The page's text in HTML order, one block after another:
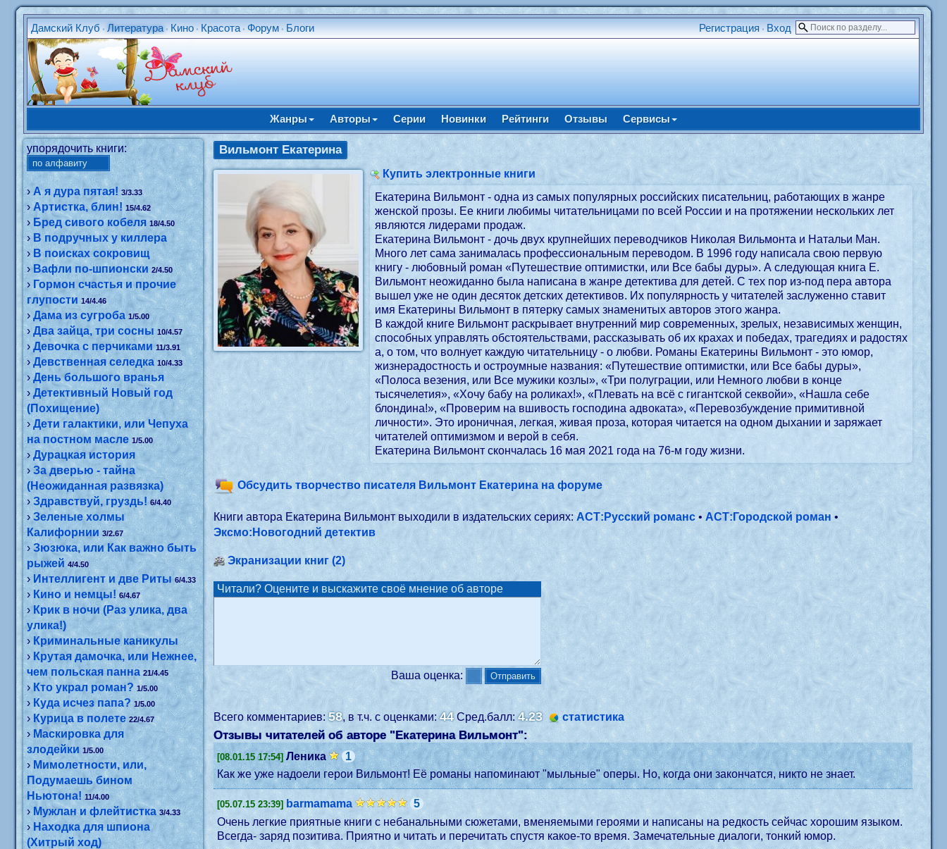
Дамский Клуб •Литература • Кино • Красота •Форум • Блоги Регистрация • Вход
Жанры Авторы Серии Новинки Рейтинги Отзывы Сервисы
упорядочить книги:
› А я дура пятая! 3/3.33
›Артистка, блин! 15/4.62
›Бред сивого кобеля 18/4.50
› В подручных у киллера
›В поисках сокровищ
› Вафли по-шпионски 2/4.50
›Гормон счастья и прочие
глупости 14/4.46
›Дама из сугроба 1/5.00
›Два зайца, три сосны 10/4.57
›Девочка с перчиками 11/3.91
›Девственная селедка 10/4.33
›День большого вранья
›Детективный Новый год
(Похищение)
›Дети галактики, или Чепуха
на постном масле 1/5.00
›Дурацкая история
›За дверью - тайна
(Неожиданная развязка)
›Здравствуй, груздь! 6/4.40
›Зеленые холмы
Калифорнии 3/2.67
›Зюзюка, или Как важно быть
рыжей 4/4.50
›Интеллигент и две Риты 6/4.33
›Кино и немцы! 6/4.67
› Крик в ночи (Раз улика, два
улика!)
› Криминальные каникулы
›Крутая дамочка, или Нежнее,
чем польская панна 21/4.45
› Кто украл роман? 1/5.00
›Куда исчез папа? 1/5.00
›Курица в полете 22/4.67
›Маскировка для
злодейки 1/5.00
›Мимолетности, или,
Подумаешь бином
Ньютона! 11/4.00
› Мужлан и флейтистка 3/4.33
›Находка для шпиона
(Хитрый ход)
Вильмонт Екатерина
Купить электронные книги
Екатерина Вильмонт - одна из самых популярных российских писательниц, работающих в жанре
женской прозы. Ее книги любимы читательницами по всей России и на протяжении нескольких лет
являются лидерами продаж.
Екатерина Вильмонт - дочь двух крупнейших переводчиков Николая Вильмонта и Натальи Ман.
Много лет сама занималась профессиональным переводом. В 1996 году написала свою первую
книгу - любовный роман «Путешествие оптимистки, или Все бабы дуры». А следующая книга Е.
Вильмонт неожиданно была написана в жанре детектива для детей. С тех пор из-под пера автора
вышел уже не один десяток детских детективов. Их популярность у читателей заслуженно ставит
имя Екатерины Вильмонт в пятерку самых знаменитых авторов этого жанра.
В каждой книге Вильмонт раскрывает внутренний мир современных, зрелых, независимых женщин,
способных управлять обстоятельствами, рассказывать об их крахах и победах, трагедиях и радостях
а, о том, что волнует каждую читательницу - о любви. Романы Екатерины Вильмонт - это юмор,
жизнерадостность и остроумные названия: «Путешествие оптимистки, или Все бабы дуры»,
«Полоса везения, или Все мужики козлы», «Три полуграции, или Немного любви в конце
тысячелетия», «Хочу бабу на роликах!», «Плевать на всё с гигантской секвойи», «Нашла себе
блондина!», «Проверим на вшивость господина адвоката», «Перевозбуждение примитивной
личности». Это ироничная, легкая, живая проза, которая читается на одном дыхании и заряжает
читателей оптимизмом и верой в себя.
Екатерина Вильмонт скончалась 16 мая 2021 года на 76-м году жизни.
Обсудить творчество писателя Вильмонт Екатерина на форуме
Книги автора Екатерина Вильмонт выходили в издательских сериях:АСТ:Русский романс• АСТ:Городской роман•
Эксмо:Новогодний детектив
Экранизации книг (2)
Читали? Оцените и выскажите своё мнение об авторе
Ваша оценка:
Всего комментариев:58, в т.ч. с оценками:44Сред.балл:4.23 статистика
Отзывы читателей об авторе "Екатерина Вильмонт":
[08.01.15 17:54] Леника
1
Как же уже надоели герои Вильмонт! Её романы напоминают "мыльные" оперы. Но, когда они закончатся, никто не знает.
[05.07.15 23:39] barmamama
5
Очень легкие приятные книги с небанальными сюжетами, вменяемыми героями и написаны на редкость сейчас хорошим языком.
Всегда- заряд позитива. Приятно и читать и перечитать спустя какое-то время. Замечательные диалоги, тонкий юмор.